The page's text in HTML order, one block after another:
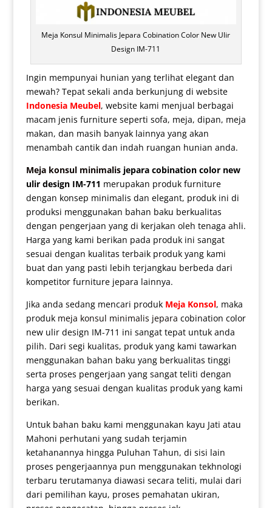
Meja Konsul Minimalis Jepara Cobination Color New Ulir
Design IM-711
Ingin mempunyai hunian yang terlihat elegant dan
mewah? Tepat sekali anda berkunjung di website
Indonesia Meubel, website kami menjual berbagai
macam jenis furniture seperti sofa, meja, dipan, meja
makan, dan masih banyak lainnya yang akan
menambah cantik dan indah ruangan hunian anda.
Meja konsul minimalisjepara cobination color new
ulir design IM-711 merupakan produk furniture
dengan konsep minimalis dan elegant, produk ini di
produksi menggunakan bahan baku berkualitas
dengan pengerjaan yang di kerjakan oleh tenaga ahli.
Harga yang kami berikan pada produk ini sangat
sesuai dengan kualitas terbaik produk yang kami
buat dan yang pasti lebih terjangkau berbeda dari
kompetitor furniture jepara lainnya.
Jika anda sedang mencari produk Meja Konsol, maka
produk meja konsul minimalis jepara cobination color
new ulir design IM-711 ini sangat tepat untuk anda
pilih. Dari segi kualitas, produk yang kami tawarkan
menggunakan bahan baku yang berkualitas tinggi
serta proses pengerjaan yang sangat teliti dengan
harga yang sesuai dengan kualitas produk yang kami
berikan.
Untuk bahan baku kami menggunakan kayu Jati atau
Mahoni perhutani yang sudah terjamin
ketahanannya hingga Puluhan Tahun, di sisi lain
proses pengerjaannya pun menggunakan tekhnologi
terbaru terutamanya diawasi secara teliti, mulai dari
dari pemilihan kayu, proses pemahatan ukiran,